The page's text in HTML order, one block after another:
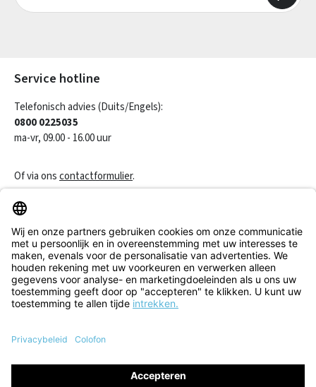
Service hotline
Telefonisch advies (Duits/Engels):
0800 0225035
ma-vr, 09.00 - 16.00 uur
Of via onscontactformulier.
Klantenservice
Informatie